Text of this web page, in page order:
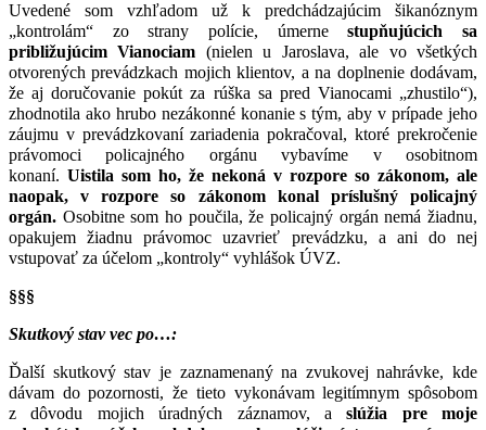
Uvedené som vzhľadom už k predchádzajúcim šikanóznym
„kontrolám“ zo strany polície, úmernestupňujúcich sa
približujúcim Vianociam (nielen u Jaroslava, ale vo všetkých
otvorených prevádzkach mojich klientov, a na doplnenie dodávam,
že aj doručovanie pokút za rúška sa pred Vianocami „zhustilo“),
zhodnotila ako hrubo nezákonné konanie s tým, aby v prípade jeho
záujmu v prevádzkovaní zariadenia pokračoval, ktoré prekročenie
právomoci policajného orgánu vybavíme v osobitnom
konaní. Uistila som ho, že nekoná v rozpore so zákonom, ale
naopak, v rozpore so zákonom konal príslušný policajný
orgán. Osobitne som ho poučila, že policajný orgán nemá žiadnu,
opakujem žiadnu právomoc uzavrieť prevádzku, a ani do nej
vstupovať za účelom „kontroly“ vyhlášok ÚVZ.
§§§
Skutkový stav vec po…:
Ďalší skutkový stav je zaznamenaný na zvukovej nahrávke, kde
dávam do pozornosti, že tieto vykonávam legitímnym spôsobom
z dôvodu mojich úradných záznamov, aslúžia pre moje